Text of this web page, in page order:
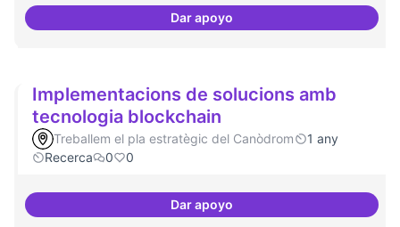
Dar apoyoTenir un programa formatiu a
Implementacions de solucions amb
tecnologia blockchain
Treballem el pla estratègic del Canòdrom
1 any
Recerca
0 0
Dar apoyoImplementacions de solucions